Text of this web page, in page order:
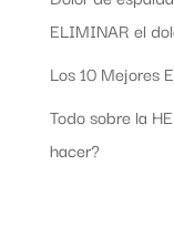
ELIMINAR el
Los 10 Mejores
Todo sobre la
hacer?